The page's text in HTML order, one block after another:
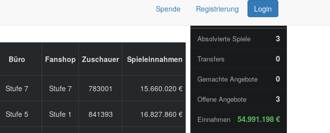
Spende Registrierung Login
Büro Fanshop Zuschauer Spieleinnahmen
Stufe 7 Stufe 7 783001 15.660.020 €
Stufe 5 Stufe 1 841393 16.827.860 €
📊 TAGESSTATISTIKEN
Absolvierte Spiele 3
Transfers 0
Gemachte Angebote 0
Offene Angebote 3
Einnahmen 54.991.198 €